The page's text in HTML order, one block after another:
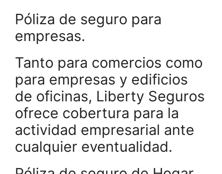
Póliza de seguro para
empresas.
Tanto para comercios como
para empresas y edificios
de oficinas, Liberty Seguros
ofrece cobertura para la
actividad empresarial ante
cualquier eventualidad.